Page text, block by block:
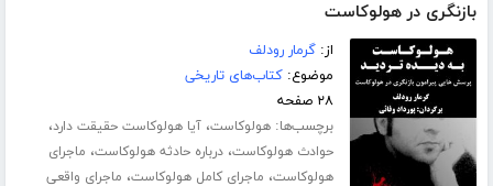
بازنگری در هولوکاست
از:گرمار رودلف
موضوع:کتاب‌های تاریخی
۲۸ صفحه
برچسب‌ها:هولوکاست،آیا هولوکاست حقیقت دارد،
حوادث هولوکاست،درباره حادثه هولوکاست، ماجرای
هولوکاست، ماجرای کامل هولوکاست، ماجرای واقعی